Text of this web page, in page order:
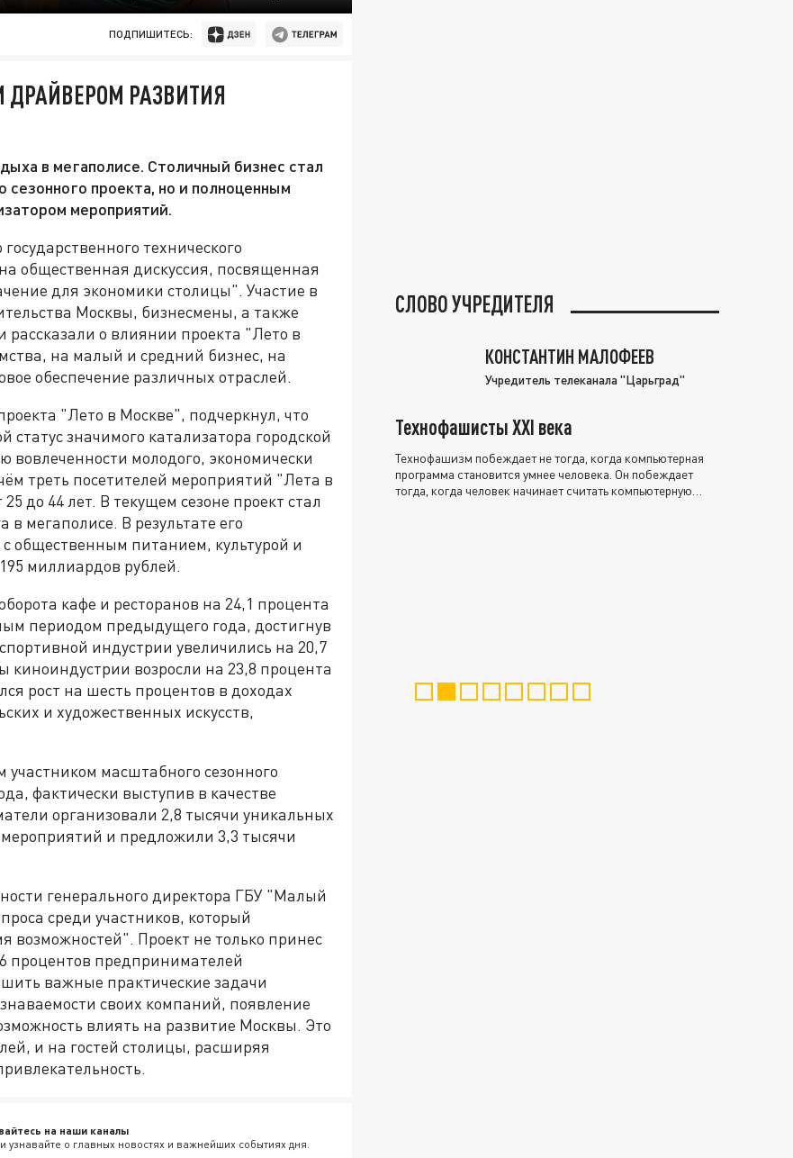
ПОДПИШИТЕСЬ:
РАЗВИТИЯ
в мегаполисе. Столичный бизнес стал
сезонного проекта, но и полноценным
мероприятий.
технического
общественная дискуссия, посвященная
для экономики столицы". Участие в
Москвы, бизнесмены, а также
о влиянии проекта "Лето в
на малый и средний бизнес, на
обеспечение различных отраслей.
"Лето в Москве", подчеркнул, что
статус значимого катализатора городской
вовлеченности молодого, экономически
треть посетителей мероприятий "Лета в
до 44 лет. В текущем сезоне проект стал
мегаполисе. В результате его
общественным питанием, культурой и
миллиардов рублей.
кафе и ресторанов на 24,1 процента
периодом предыдущего года, достигнув
индустрии увеличились на 20,7
возросли на 23,8 процента
рост на шесть процентов в доходах
и художественных искусств,
масштабного сезонного
фактически выступив в качестве
организовали 2,8 тысячи уникальных
и предложили 3,3 тысячи
генерального директора ГБУ "Малый
среди участников, который
возможностей". Проект не только принес
процентов предпринимателей
важные практические задачи
своих компаний, появление
влиять на развитие Москвы. Это
и на гостей столицы, расширяя
на наши каналы
узнавайте о главных новостях и важнейших событиях дня.
СЛОВО УЧРЕДИТЕЛЯ
КОНСТАНТИН МАЛОФЕЕВ
Учредитель телеканала "Царьград"
Технофашисты XXI века
Технофашизм побеждает не тогда, когда компьютерная
программа становится умнее человека. Он побеждает
тогда, когда человек начинает считать компьютерную